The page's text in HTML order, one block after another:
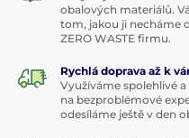
obalových materiálů.
tom, jakou ji necháme
ZERO WASTE firmu.
Rychlá doprava až k
Využíváme spolehlivé
na bezproblémové
odesíláme ještě v den